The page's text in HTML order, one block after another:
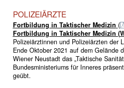
POLIZEIÄRZTE
Fortbildung in Taktischer Medizin (
Fortbildung in Taktischer Medizin
Polizeiärztinnen und Polizeiärzten der
Ende Oktober 2021 auf dem Gelände
Wiener Neustadt das „Taktische
Bundesministeriums für Inneres
geübt.